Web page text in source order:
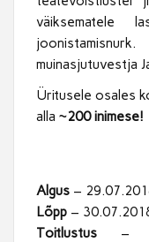
väiksematele
muinasjutuvestja
Üritusele osales
alla ~200 inimese!
Algus–
Lõpp–
Toitlustus–